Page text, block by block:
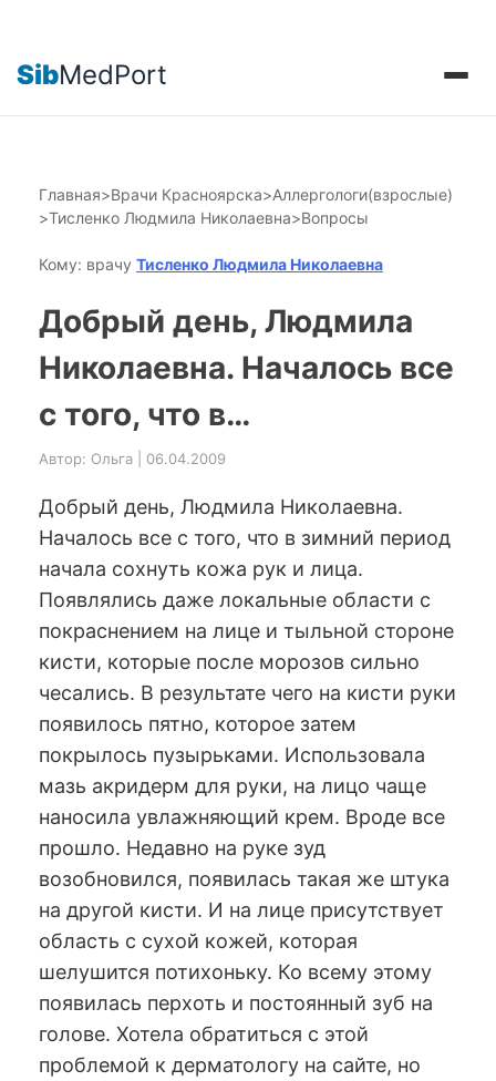
SibMedPort
Главная>Врачи Красноярска>Аллергологи(взрослые)
>Тисленко Людмила Николаевна>Вопросы
Кому: врачу Тисленко Людмила Николаевна
Добрый день, Людмила
Николаевна. Началось все
с того, что в…
Автор: Ольга | 06.04.2009
Добрый день, Людмила Николаевна.
Началось все с того, что в зимний период
начала сохнуть кожа рук и лица.
Появлялись даже локальные области с
покраснением на лице и тыльной стороне
кисти, которые после морозов сильно
чесались. В результате чего на кисти руки
появилось пятно, которое затем
покрылось пузырьками. Использовала
мазь акридерм для руки, на лицо чаще
наносила увлажняющий крем. Вроде все
прошло. Недавно на руке зуд
возобновился, появилась такая же штука
на другой кисти. И на лице присутствует
область с сухой кожей, которая
шелушится потихоньку. Ко всему этому
появилась перхоть и постоянный зуб на
голове. Хотела обратиться с этой
проблемой к дерматологу на сайте, но